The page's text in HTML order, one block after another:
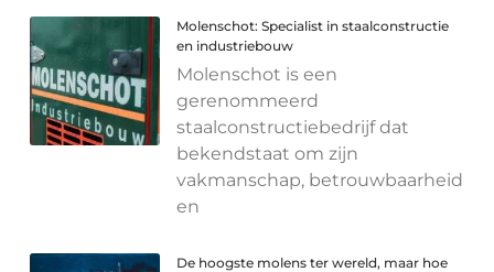
Molenschot: Specialist in staalconstructie
en industriebouw
Molenschot is een
gerenommeerd
staalconstructiebedrijf dat
bekendstaat om zijn
vakmanschap, betrouwbaarheid
en
De hoogste molens ter wereld, maar hoe